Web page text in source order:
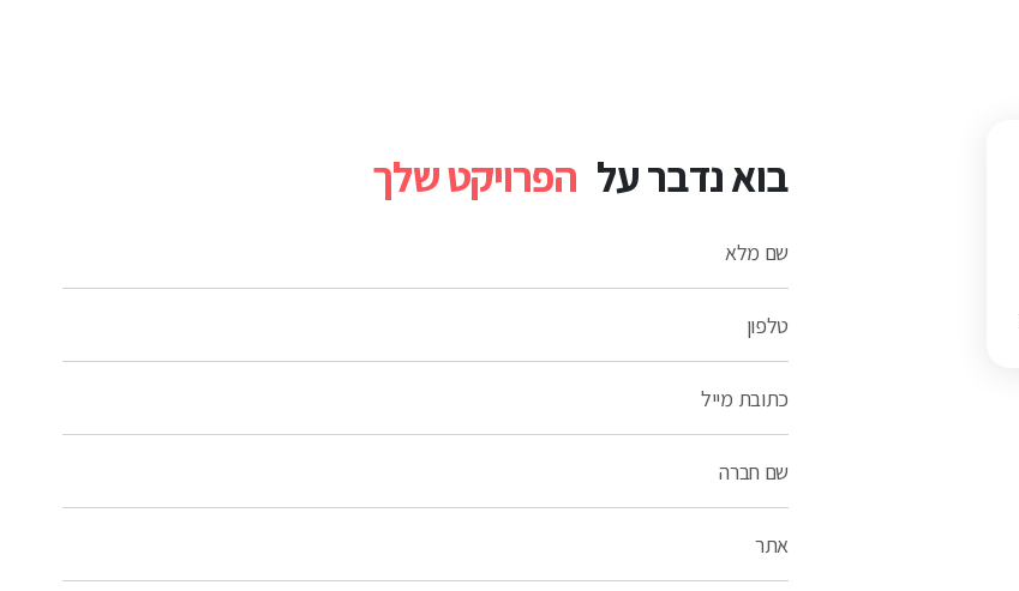
בוא נדבר על הפרויקט שלך
שם מלא
טלפון
כתובת מייל
שם חברה
אתר